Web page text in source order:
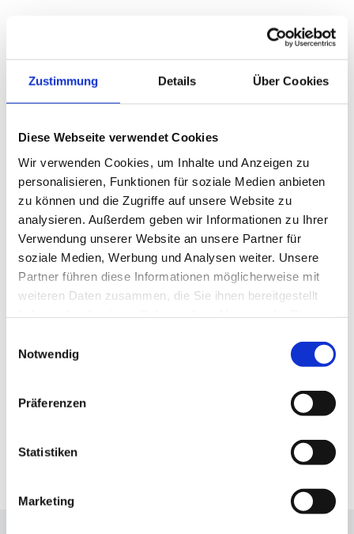
Zustimmung Details Über Cookies
Diese Webseite verwendet Cookies
Wir verwenden Cookies, um Inhalte und Anzeigen zu
personalisieren, Funktionen für soziale Medien anbieten
zu können und die Zugriffe auf unsere Website zu
analysieren. Außerdem geben wir Informationen zu Ihrer
Verwendung unserer Website an unsere Partner für
soziale Medien, Werbung und Analysen weiter. Unsere
Partner führen diese Informationen möglicherweise mit
weiteren Daten zusammen, die Sie ihnen bereitgestellt
Notwendig
Präferenzen
Statistiken
Marketing
Visuelle
Dokumentation &
Imagefilm
Im Fokus der Zusammenarbeit stand die
Produktion eines professionellen
Drohnenvideos, um das Immobilienprojekt
der Deka umfassend zu dokumentieren.
Durch gezielte Luftaufnahmen wurden
Architektur und Lage so erfasst, dass
Dreh bis zur finalen Postproduktion
entstand strukturiertes Bildmaterial, das
sich durch präzise Fotografie & Retusche
nahtlos in die bestehenden Projekt- und
Wertigkeit des Standorts nachhaltig